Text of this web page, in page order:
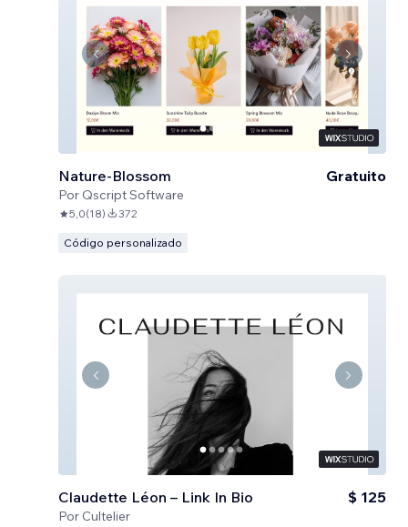
Nature-Blossom
Por Qscript Software
Gratuito
5,0(18) 372
Código personalizado
Claudette Léon – Link In Bio
Por Cultelier
$ 125